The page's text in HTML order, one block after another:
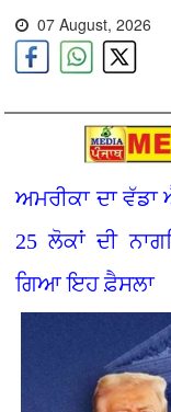
07 August, 2026
ਅਮਰੀਕਾ ਦਾ
25 ਲੋਕਾਂ ਦੀ
ਗਿਆ ਇਹ ਫ਼ੈਸਲਾ